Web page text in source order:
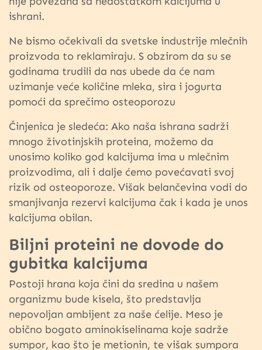
ishrani.
Ne bismo očekivali da svetske industrije mlečnih
proizvoda to reklamiraju. S obzirom da su se
godinama trudili da nas ubede da će nam
uzimanje veće količine mleka, sira i jogurta
pomoći da sprečimo osteoporozu
Činjenica je sledeća: Ako naša ishrana sadrži
mnogo životinjskih proteina, možemo da
unosimo koliko god kalcijuma ima u mlečnim
proizvodima, ali i dalje ćemo povećavati svoj
rizik od osteoporoze. Višak belančevina vodi do
smanjivanja rezervi kalcijuma čak i kada je unos
kalcijuma obilan.
Biljni proteini ne dovode do
gubitka kalcijuma
Postoji hrana koja čini da sredina u našem
organizmu bude kisela, što predstavlja
nepovoljan ambijent za naše ćelije. Meso je
obično bogato aminokiselinama koje sadrže
sumpor, kao što je metionin, te višak sumpora